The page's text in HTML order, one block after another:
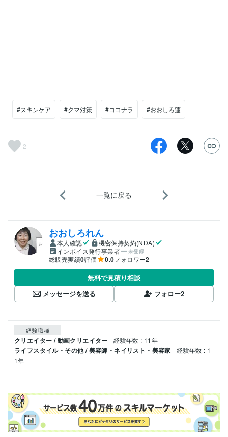
#スキンケア #クマ対策 #ココナラ #おおしろ蓮
2
一覧に戻る
おおしろれん
本人確認
機密保持契約(NDA)
インボイス発行事業者
未登録
総販売実績0評価 0.0フォロワー2
無料で見積り相談
メッセージを送る
フォロー2
経験職種
クリエイター / 動画クリエイター 経験年数 : 11年
ライフスタイル・その他 / 美容師・ネイリスト・美容家
経験年数 : 1
1年